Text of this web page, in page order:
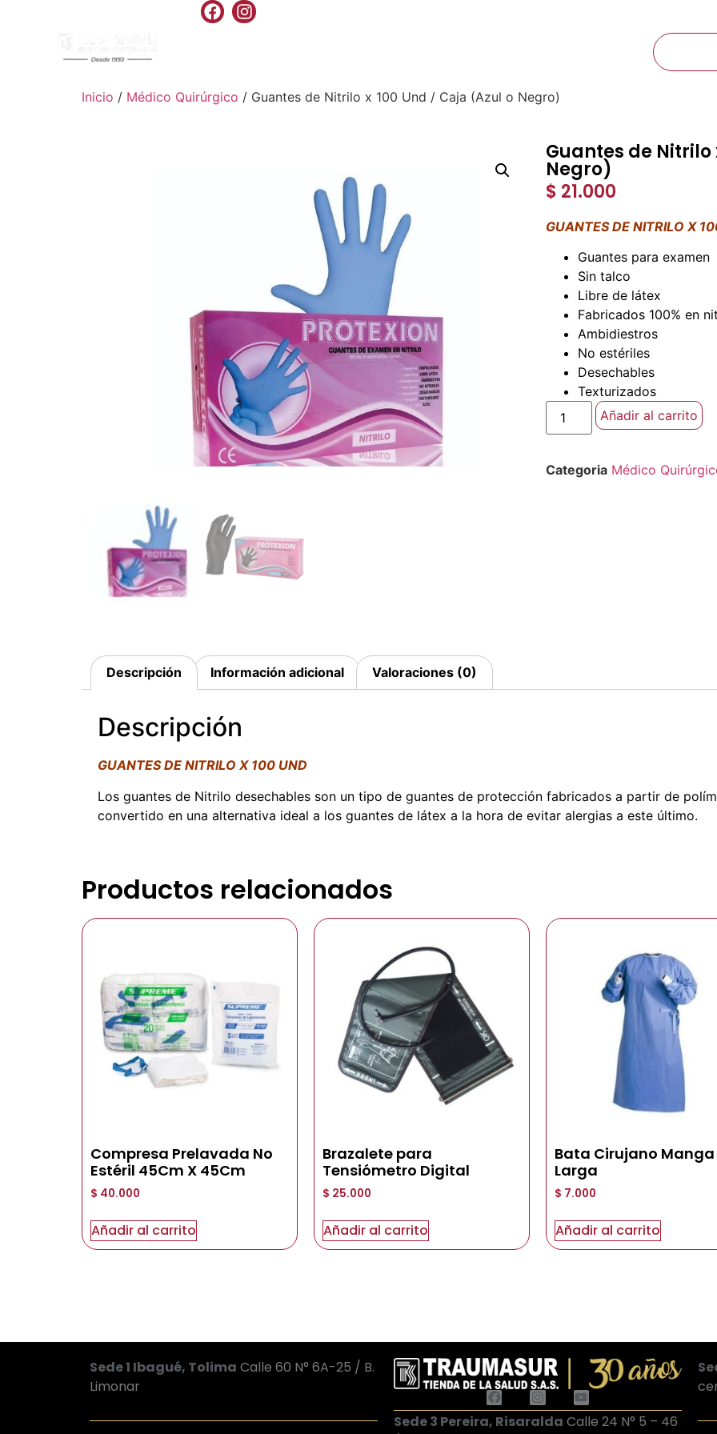
Inicio / Médico Quirúrgico / Guantes de Nitrilo x 100 Und / Caja (Azul o Negro)
Guantes de Nitrilo
Negro)
$ 21.000
GUANTES DE NITRILO X
Guantes para examen
Sin talco
Libre de látex
Fabricados 100% en
Ambidiestros
No estériles
Desechables
Texturizados
Añadir al carrito
Categoria Médico
Descripción Información adicional Valoraciones (0)
Descripción
GUANTES DE NITRILO X 100 UND
Los guantes de Nitrilo desechables son un tipo de guantes de protección fabricados a partir de
convertido en una alternativa ideal a los guantes de látex a la hora de evitar alergias a este último.
Productos relacionados
Compresa Prelavada No
Estéril 45Cm X 45Cm
$ 40.000
Añadir al carrito
Brazalete para
Tensiómetro Digital
$ 25.000
Añadir al carrito
Bata Cirujano Manga
Larga
$ 7.000
Añadir al carrito
Sede 1 Ibagué, Tolima Calle 60 N° 6A-25 / B.
Limonar
Sede 3 Pereira, Risaralda Calle 24 N° 5 – 46